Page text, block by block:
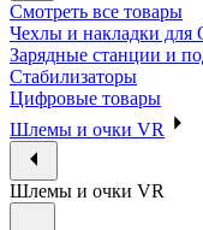
Смотреть все товары
Чехлы и накладки для
Зарядные станции и
Стабилизаторы
Цифровые товары
Шлемы и очки VR
Шлемы и очки VR